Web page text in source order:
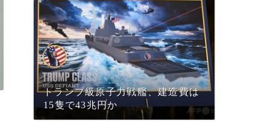
トランプ級原子力戦艦、建造費は
15隻で43兆円か